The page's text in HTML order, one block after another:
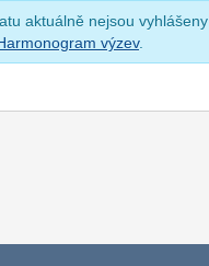
aktuálně nejsou vyhlášeny
výzev.